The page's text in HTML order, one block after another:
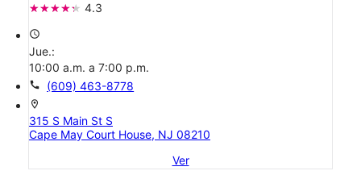
4.3
access_time
Jue.:
10:00 a.m. a 7:00 p.m.
call (609) 463-8778
location_on
315 S Main St S
Cape May Court House, NJ 08210
Ver